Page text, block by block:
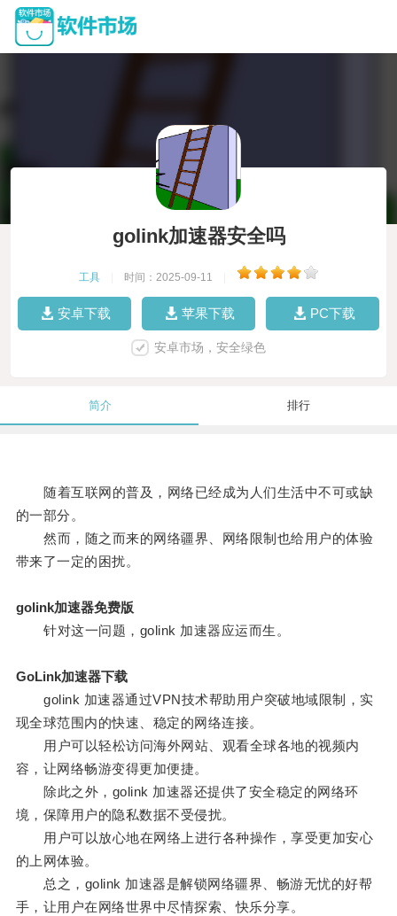
golink加速器安全吗
工具 时间：2025-09-11
安卓下载 苹果下载 PC下载
安卓市场，安全绿色
简介 排行
随着互联网的普及，网络已经成为人们生活中不可或缺
的一部分。
然而，随之而来的网络疆界、网络限制也给用户的体验
带来了一定的困扰。
golink加速器免费版
针对这一问题，golink 加速器应运而生。
GoLink加速器下载
golink 加速器通过VPN技术帮助用户突破地域限制，实
现全球范围内的快速、稳定的网络连接。
用户可以轻松访问海外网站、观看全球各地的视频内
容，让网络畅游变得更加便捷。
除此之外，golink 加速器还提供了安全稳定的网络环
境，保障用户的隐私数据不受侵扰。
用户可以放心地在网络上进行各种操作，享受更加安心
的上网体验。
总之，golink 加速器是解锁网络疆界、畅游无忧的好帮
手，让用户在网络世界中尽情探索、快乐分享。